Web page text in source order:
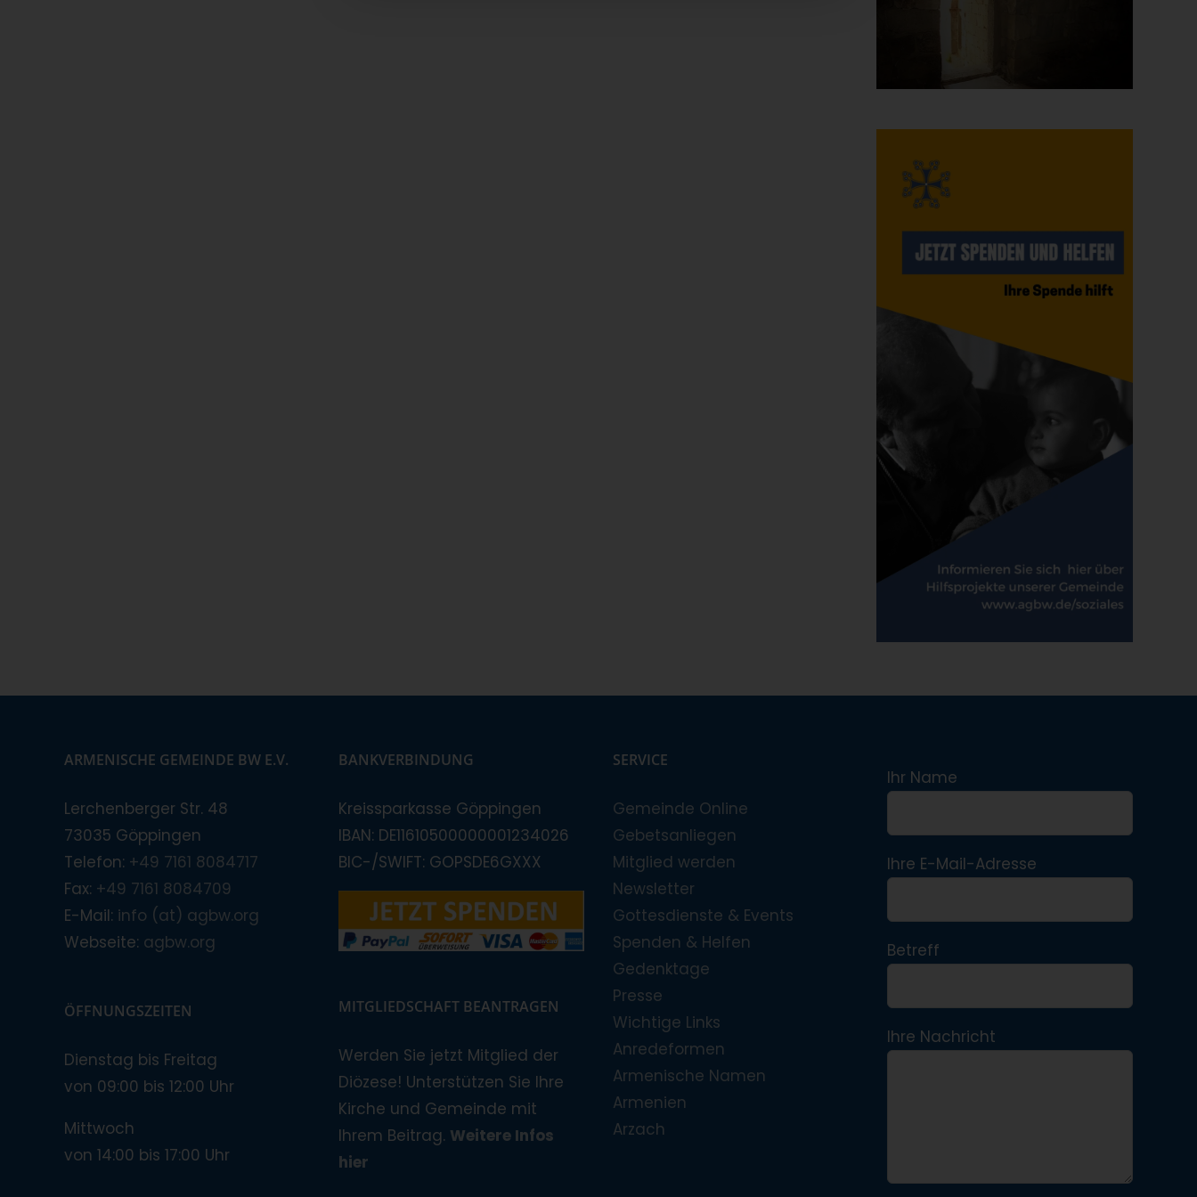
ARMENISCHE GEMEINDE BW E.V.
Lerchenberger Str. 48
73035 Göppingen
Telefon: +49 7161 8084717
Fax: +49 7161 8084709
E-Mail: info (at) agbw.org
Webseite: agbw.org
ÖFFNUNGSZEITEN
Dienstag bis Freitag
von 09:00 bis 12:00 Uhr
Mittwoch
von 14:00 bis 17:00 Uhr
BANKVERBINDUNG
Kreissparkasse Göppingen
IBAN: DE11610500000001234026
BIC-/SWIFT: GOPSDE6GXXX
MITGLIEDSCHAFT BEANTRAGEN
Werden Sie jetzt Mitglied der
Diözese! Unterstützen Sie Ihre
Kirche und Gemeinde mit
Ihrem Beitrag. Weitere Infos
hier
SERVICE
Gemeinde Online
Gebetsanliegen
Mitglied werden
Newsletter
Gottesdienste & Events
Spenden & Helfen
Gedenktage
Presse
Wichtige Links
Anredeformen
Armenische Namen
Armenien
Arzach
Ihr Name
Ihre E-Mail-Adresse
Betreff
Ihre Nachricht